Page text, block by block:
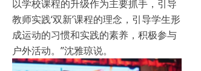
以学校课程的升级作为主要抓手，引导
教师实践‘双新’课程的理念，引导学生形
成运动的习惯和实践的素养，积极参与
户外活动。”沈雅琼说。